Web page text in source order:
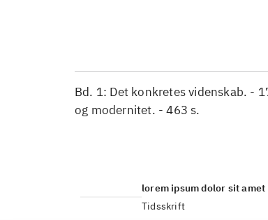
Bd. 1: Det konkretes videnskab. -
og modernitet. - 463 s.
lorem ipsum dolor sit amet
Tidsskrift